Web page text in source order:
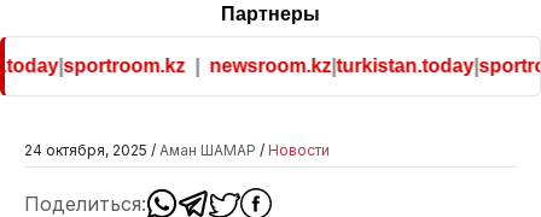
Партнеры
|sportroom.kz| newsroom.kz|turkistan.today|
24 октября, 2025 / Аман ШАМАР / Новости
Поделиться: